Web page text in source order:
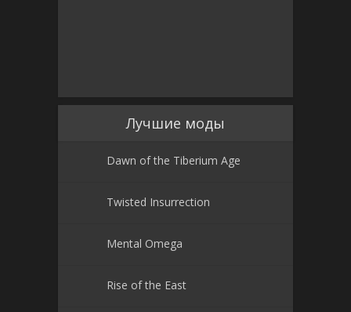
Лучшие моды
Dawn of the Tiberium Age
Twisted Insurrection
Mental Omega
Rise of the East